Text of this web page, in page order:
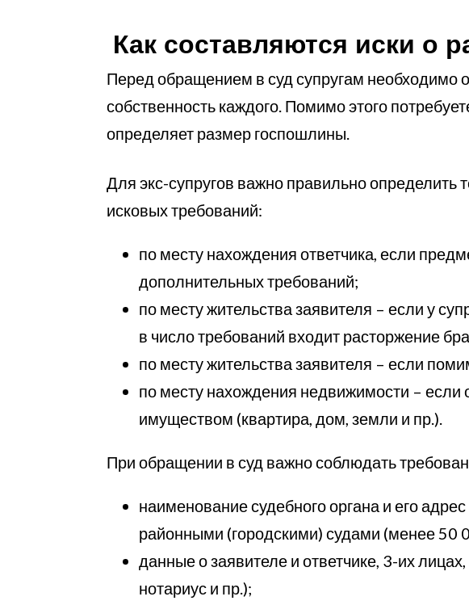
Как составляются иски о
Перед обращением в суд супругам необходимо
собственность каждого. Помимо этого
определяет размер госпошлины.
Для экс-супругов важно правильно определить
исковых требований:
по месту нахождения ответчика, если
дополнительных требований;
по месту жительства заявителя – если у
в число требований входит расторжение
по месту жительства заявителя – если
по месту нахождения недвижимости –
имуществом (квартира, дом, земли и пр.).
При обращении в суд важно соблюдать
наименование судебного органа и его
районными (городскими) судами (менее 50
данные о заявителе и ответчике, 3-их
нотариус и пр.);